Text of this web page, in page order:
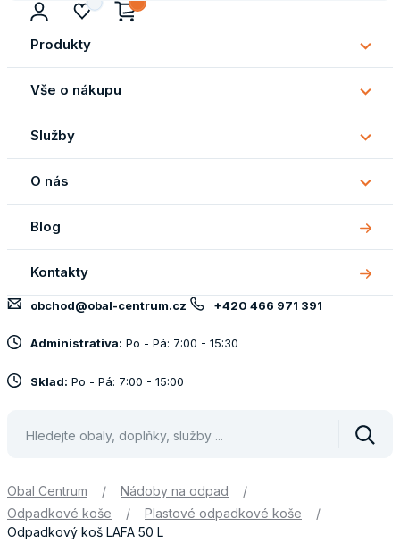
Produkty
Vše o nákupu
Vše
o
Služby
O nás
O
nás
Blog
Kontakty
obchod@obal-centrum.cz +420 466 971 391
Administrativa: Po - Pá: 7:00 - 15:30
Sklad: Po - Pá: 7:00 - 15:00
Obal Centrum / Nádoby na odpad
/
Odpadkové koše
/ Plastové odpadkové koše
/
Odpadkový koš LAFA 50 L